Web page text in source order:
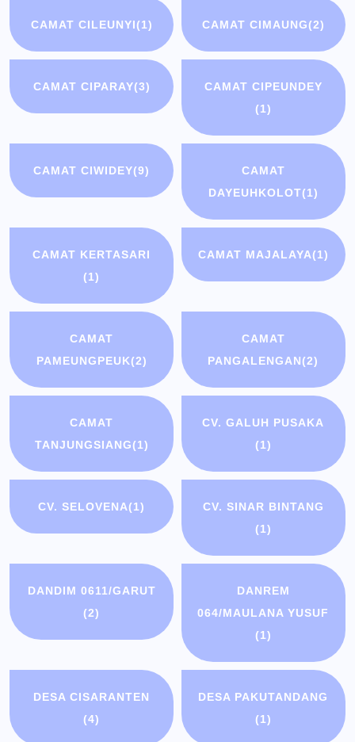
CAMAT CILEUNYI(1) CAMAT CIMAUNG(2)
CAMAT CIPARAY(3)
CAMAT CIPEUNDEY
(1)
CAMAT CIWIDEY(9)
CAMAT
DAYEUHKOLOT(1)
CAMAT KERTASARI
(1)
CAMAT MAJALAYA(1)
CAMAT
PAMEUNGPEUK(2)
CAMAT
PANGALENGAN(2)
CAMAT
TANJUNGSIANG(1)
CV. GALUH PUSAKA
(1)
CV. SELOVENA(1)
CV. SINAR BINTANG
(1)
DANDIM 0611/GARUT
(2)
DANREM
064/MAULANA YUSUF
(1)
DESA CISARANTEN
(4)
DESA PAKUTANDANG
(1)